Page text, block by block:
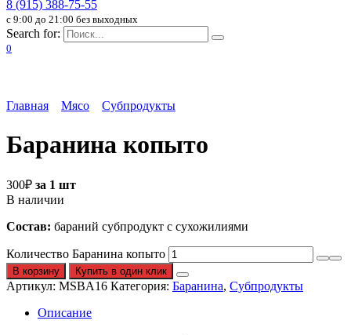
8 (915) 388-75-55
c 9:00 до 21:00 без выходных
Search for:
0
Главная Мясо Субпродукты
Баранина копыто
300₽ за 1 шт
В наличии
Состав: бараний субпродукт с сухожилиями
Количество Баранина копыто
В корзину Купить в один клик
Артикул: MSBA16 Категория: Баранина, Субпродукты
Описание